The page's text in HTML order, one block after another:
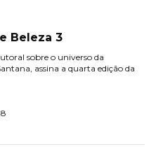
Beleza 3
sobre o universo da
assina a quarta edição da